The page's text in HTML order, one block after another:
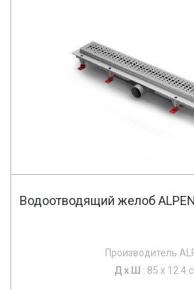
Водоотводящий желоб
Производитель
Д х Ш : 85 x 12.4